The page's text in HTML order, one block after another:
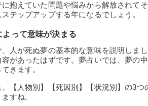
に抱えていた問題や悩みから解放されて
テップアップする年になるでしょう。
よって意味が決まる
、人が死ぬ夢の基本的な意味を説明しま
があったはずです。夢占いでは、夢の
きます。
、【人物別】【死因別】【状況別】の3
すね。